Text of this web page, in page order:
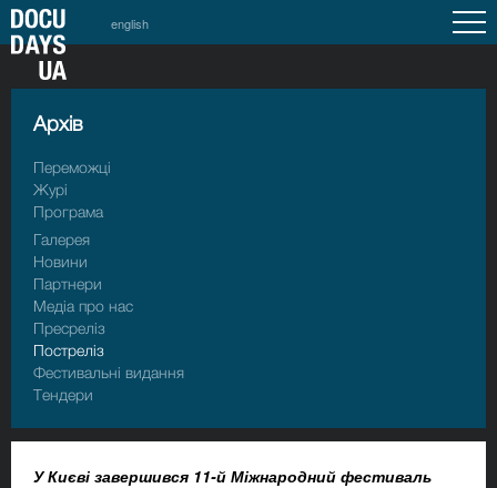
english
Архiв
Переможці
Журі
Програма
Галерея
Новини
Партнери
Медіа про нас
Пресрелiз
Пострелiз
Фестивальні видання
Тендери
У Києві завершився 11-й Міжнародний фестиваль